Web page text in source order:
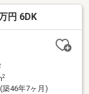
。） ■敷地内に
。／地目：宅
相続登記未了 ■
水、雑排水-本下
円 6DK
2
築46年7ヶ月)